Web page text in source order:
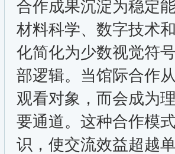
合作成果沉淀为稳定
材料科学、数字技术
化简化为少数视觉符
部逻辑。当馆际合作
观看对象，而会成为
要通道。这种合作模
识，使交流效益超越